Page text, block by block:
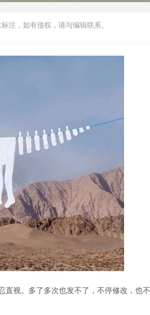
注，如有侵权，请与编辑联系。
直视。多了多次也发不了，不停修改，也